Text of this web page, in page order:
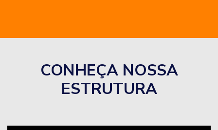
CONHEÇA NOSSA
ESTRUTURA